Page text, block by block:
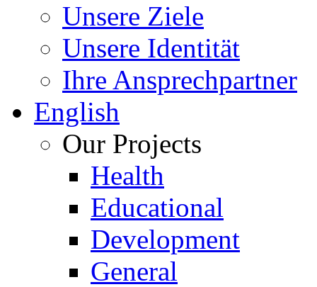
Unsere Ziele
Unsere Identität
Ihre Ansprechpartner
English
Our Projects
Health
Educational
Development
General